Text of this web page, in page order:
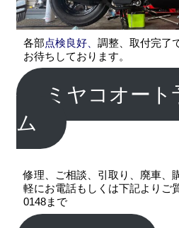
各部点検良好、調整、取付完了
お待ちしております。
ミヤコオート
ム
修理、ご相談、引取り、廃車、
軽にお電話もしくは下記よりご
0148まで